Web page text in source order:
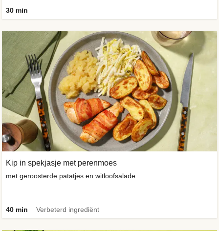
30 min
Kip in spekjasje met perenmoes
met geroosterde patatjes en witloofsalade
40 min Verbeterd ingrediënt